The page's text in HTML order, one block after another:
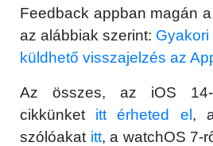
Feedback appban magán
az alábbiak szerint:
küldhető visszajelzés az
Az összes, az iOS
cikkünket itt érheted el ,
szólóakat itt, a watchOS 7-